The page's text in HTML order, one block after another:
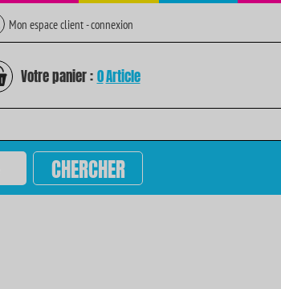
Mon espace client - connexion
Votre panier : 0Article
CHERCHER